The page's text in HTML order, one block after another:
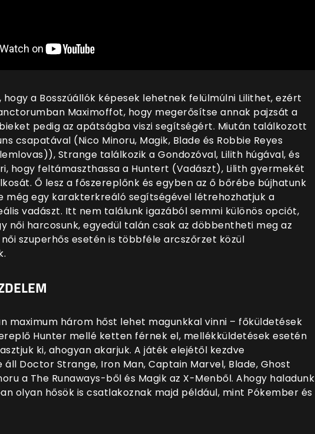
hogy a Bosszúállók képesek lehetnek felülmúlni Lilithet, ezért
Maximoffot, hogy megerősítse annak pajzsát a
pedig az apátságba viszi segítségért. Miután találkozott
csapatával (Nico Minoru, Magik, Blade és Robbie Reyes
Strange találkozik a Gondozóval, Lilith húgával, és
hogy feltámaszthassa a Huntert (Vadászt), Lilith gyermekét
Ő lesz a főszereplőnk és egyben az ő bőrébe bújhatunk
még egy karakterkreáló segítségével létrehozhatjuk a
vadászt. Itt nem találunk igazából semmi különös opciót,
női harcosunk, egyedül talán csak az döbbentheti meg az
szuperhős esetén is többféle arcszőrzet közül
maximum három hőst lehet magunkkal vinni – főküldetések
Hunter mellé ketten férnek el, mellékküldetések esetén
ki, ahogyan akarjuk. A játék elejétől kezdve
áll Doctor Strange, Iron Man, Captain Marvel, Blade, Ghost
a The Runaways-ből és Magik az X-Menből. Ahogy haladunk
olyan hősök is csatlakoznak majd például, mint Pókember és